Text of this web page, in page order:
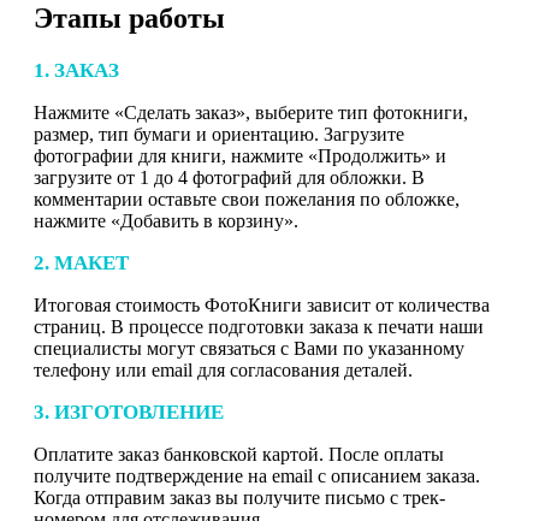
Этапы работы
1. ЗАКАЗ
Нажмите «Сделать заказ», выберите тип фотокниги,
размер, тип бумаги и ориентацию. Загрузите
фотографии для книги, нажмите «Продолжить» и
загрузите от 1 до 4 фотографий для обложки. В
комментарии оставьте свои пожелания по обложке,
нажмите «Добавить в корзину».
2. МАКЕТ
Итоговая стоимость ФотоКниги зависит от количества
страниц. В процессе подготовки заказа к печати наши
специалисты могут связаться с Вами по указанному
телефону или email для согласования деталей.
3. ИЗГОТОВЛЕНИЕ
Оплатите заказ банковской картой. После оплаты
получите подтверждение на email с описанием заказа.
Когда отправим заказ вы получите письмо с трек-